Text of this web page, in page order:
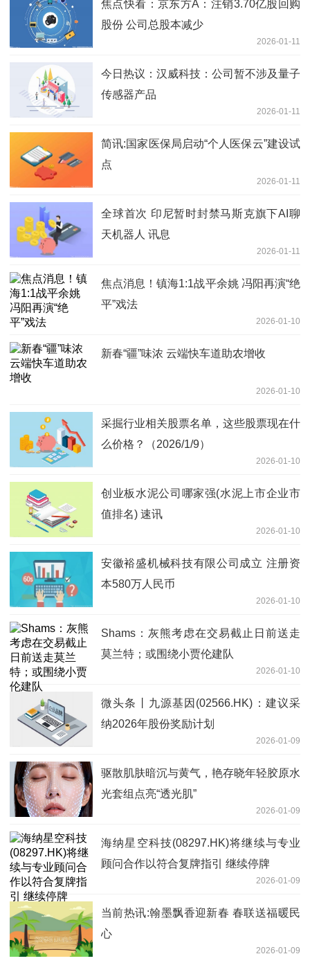
焦点快看：京东方A：注销3.70亿股回购
股份 公司总股本减少
2026-01-11
今日热议：汉威科技：公司暂不涉及量子
传感器产品
2026-01-11
简讯:国家医保局启动“个人医保云”建设试
点
2026-01-11
全球首次 印尼暂时封禁马斯克旗下AI聊
天机器人 讯息
2026-01-11
焦点消息！镇海1:1战平余姚 冯阳再演“绝
平”戏法
2026-01-10
新春“疆”味浓 云端快车道助农增收
2026-01-10
采掘行业相关股票名单，这些股票现在什
么价格？（2026/1/9）
2026-01-10
创业板水泥公司哪家强(水泥上市企业市
值排名) 速讯
2026-01-10
安徽裕盛机械科技有限公司成立 注册资
本580万人民币
2026-01-10
Shams：灰熊考虑在交易截止日前送走
莫兰特；或围绕小贾伦建队
2026-01-10
微头条丨九源基因(02566.HK)：建议采
纳2026年股份奖励计划
2026-01-09
驱散肌肤暗沉与黄气，艳存晓年轻胶原水
光套组点亮“透光肌”
2026-01-09
海纳星空科技(08297.HK)将继续与专业
顾问合作以符合复牌指引 继续停牌
2026-01-09
当前热讯:翰墨飘香迎新春 春联送福暖民
心
2026-01-09